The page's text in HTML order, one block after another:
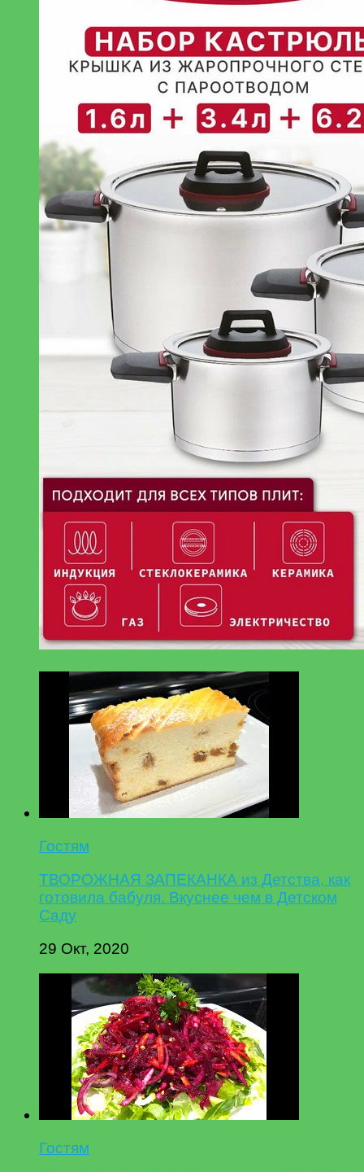
Гостям
ТВОРОЖНАЯ ЗАПЕКАНКА из Детства, как
готовила бабуля. Вкуснее чем в Детском
Саду
29 Окт, 2020
Гостям